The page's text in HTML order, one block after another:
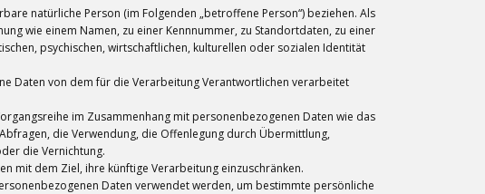
natürliche Person (im Folgenden „betroffene Person“) beziehen. Als
wie einem Namen, zu einer Kennnummer, zu Standortdaten, zu einer
psychischen, wirtschaftlichen, kulturellen oder sozialen Identität
Daten von dem für die Verarbeitung Verantwortlichen verarbeitet
im Zusammenhang mit personenbezogenen Daten wie das
die Verwendung, die Offenlegung durch Übermittlung,
die Vernichtung.
mit dem Ziel, ihre künftige Verarbeitung einzuschränken.
Daten verwendet werden, um bestimmte persönliche